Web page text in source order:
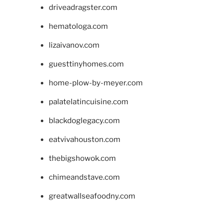
driveadragster.com
hematologa.com
lizaivanov.com
guesttinyhomes.com
home-plow-by-meyer.com
palatelatincuisine.com
blackdoglegacy.com
eatvivahouston.com
thebigshowok.com
chimeandstave.com
greatwallseafoodny.com